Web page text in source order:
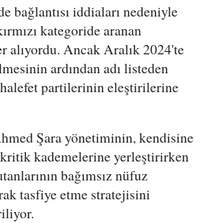
bağlantısı iddiaları nedeniyle
kategoride aranan
alıyordu. Ancak Aralık 2024'te
ardından adı listeden
partilerinin eleştirilerine
Şara yönetiminin, kendisine
kademelerine yerleştirirken
bağımsız nüfuz
tasfiye etme stratejisini